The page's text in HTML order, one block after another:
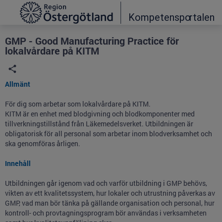
Grade
Portal
GMP - Good Manufacturing Practice för
lokalvårdare på KITM
Allmänt
För dig som arbetar som lokalvårdare på KITM.
KITM är en enhet med blodgivning och blodkomponenter med
tillverkningstillstånd från Läkemedelsverket. Utbildningen är
obligatorisk för all personal som arbetar inom blodverksamhet och
ska genomföras årligen.
Innehåll
Utbildningen går igenom vad och varför utbildning i GMP behövs,
vikten av ett kvalitetssystem, hur lokaler och utrustning påverkas av
GMP, vad man bör tänka på gällande organisation och personal, hur
kontroll- och provtagningsprogram bör användas i verksamheten